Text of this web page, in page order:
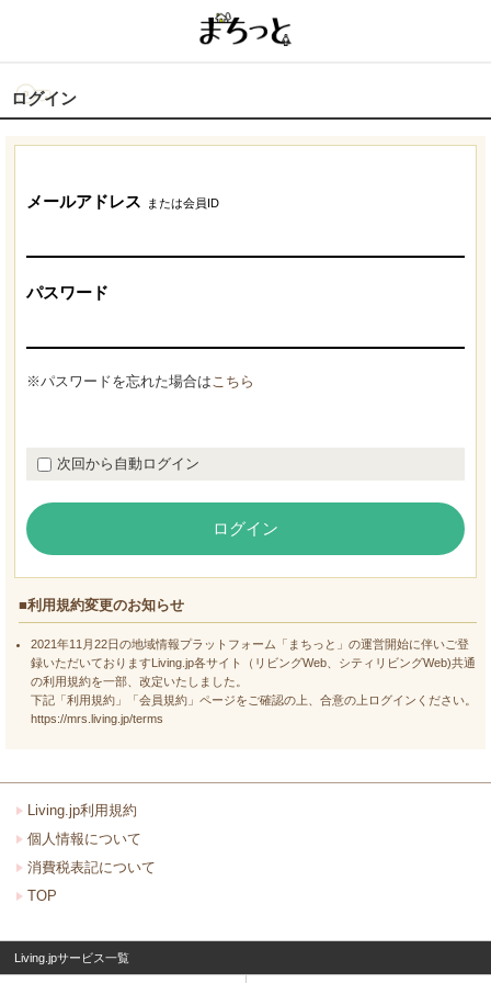
ログイン
メールアドレス または会員ID
パスワード
※パスワードを忘れた場合はこちら
次回から自動ログイン
ログイン
■利用規約変更のお知らせ
2021年11月22日の地域情報プラットフォーム「まちっと」の運営開始に伴いご登
録いただいておりますLiving.jp各サイト（リビングWeb、シティリビングWeb)共通
の利用規約を一部、改定いたしました。
下記「利用規約」「会員規約」ページをご確認の上、合意の上ログインください。
https://mrs.living.jp/terms
Living.jp利用規約
個人情報について
消費税表記について
TOP
Living.jpサービス一覧